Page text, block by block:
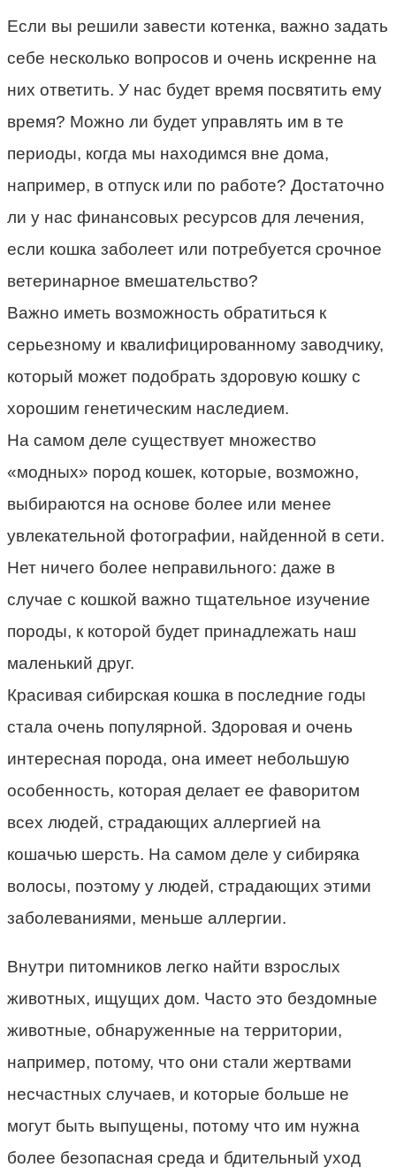
Если вы решили завести котенка, важно задать
себе несколько вопросов и очень искренне на
них ответить. У нас будет время посвятить ему
время? Можно ли будет управлять им в те
периоды, когда мы находимся вне дома,
например, в отпуск или по работе? Достаточно
ли у нас финансовых ресурсов для лечения,
если кошка заболеет или потребуется срочное
ветеринарное вмешательство?
Важно иметь возможность обратиться к
серьезному и квалифицированному заводчику,
который может подобрать здоровую кошку с
хорошим генетическим наследием.
На самом деле существует множество
«модных» пород кошек, которые, возможно,
выбираются на основе более или менее
увлекательной фотографии, найденной в сети.
Нет ничего более неправильного: даже в
случае с кошкой важно тщательное изучение
породы, к которой будет принадлежать наш
маленький друг.
Красивая сибирская кошка в последние годы
стала очень популярной. Здоровая и очень
интересная порода, она имеет небольшую
особенность, которая делает ее фаворитом
всех людей, страдающих аллергией на
кошачью шерсть. На самом деле у сибиряка
волосы, поэтому у людей, страдающих этими
заболеваниями, меньше аллергии.
Внутри питомников легко найти взрослых
животных, ищущих дом. Часто это бездомные
животные, обнаруженные на территории,
например, потому, что они стали жертвами
несчастных случаев, и которые больше не
могут быть выпущены, потому что им нужна
более безопасная среда и бдительный уход